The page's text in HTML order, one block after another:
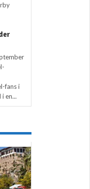
fans i
en...